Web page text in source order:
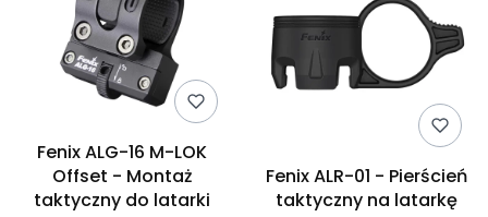
Fenix ALG-16 M-LOK
Offset - Montaż
taktyczny do latarki
Fenix ALR-01 - Pierścień
taktyczny na latarkę